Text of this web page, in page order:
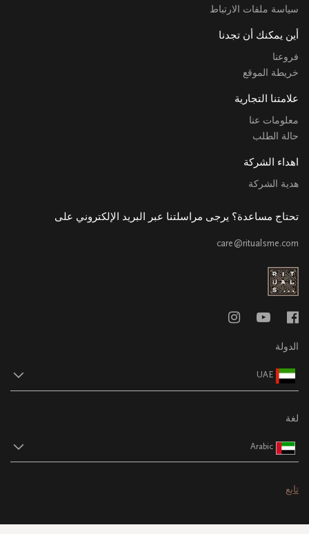
سياسة ملفات الارتباط
أين يمكنك أن تجدنا
فروعنا
خريطة الموقع
علامتنا التجارية
معلومات عنا
حالة الطلب
اهداء الشركة
هدية الشركة
تحتاج مساعدة؟ يرجى مراسلتنا عبر البريد الإلكتروني على
care@ritualsme.com
الدولة
UAE
لغة
Arabic
تابع